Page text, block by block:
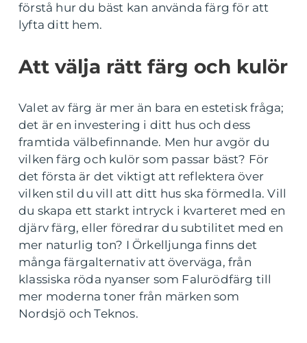
förstå hur du bäst kan använda färg för att
lyfta ditt hem.
Att välja rätt färg och kulör
Valet av färg är mer än bara en estetisk fråga;
det är en investering i ditt hus och dess
framtida välbefinnande. Men hur avgör du
vilken färg och kulör som passar bäst? För
det första är det viktigt att reflektera över
vilken stil du vill att ditt hus ska förmedla. Vill
du skapa ett starkt intryck i kvarteret med en
djärv färg, eller föredrar du subtilitet med en
mer naturlig ton? I Örkelljunga finns det
många färgalternativ att överväga, från
klassiska röda nyanser som Falurödfärg till
mer moderna toner från märken som
Nordsjö och Teknos.